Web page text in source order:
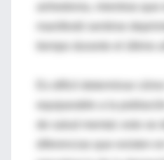
manifestó sentirse
tiempo durante el último
equiparable a la